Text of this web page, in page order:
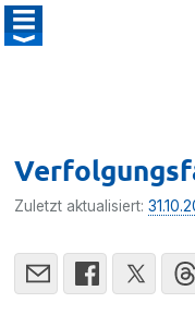
Zuletzt aktualisiert: